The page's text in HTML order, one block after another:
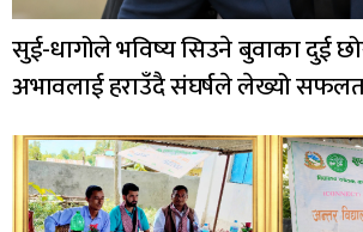
सुई-धागोले भविष्य सिउने बुवाका दुई
अभावलाई हराउँदै संघर्षले लेख्यो